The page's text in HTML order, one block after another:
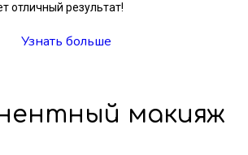
отличный результат!
Узнать больше
макияж